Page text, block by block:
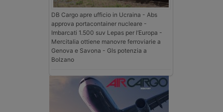
DB Cargo apre ufficio in Ucraina - Abs
approva portacontainer nucleare -
Imbarcati 1.500 suv Lepas per l’Europa -
Mercitalia ottiene manovre ferroviarie a
Genova e Savona - Gls potenzia a
Bolzano